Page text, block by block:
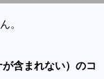
。
含まれない）のコ